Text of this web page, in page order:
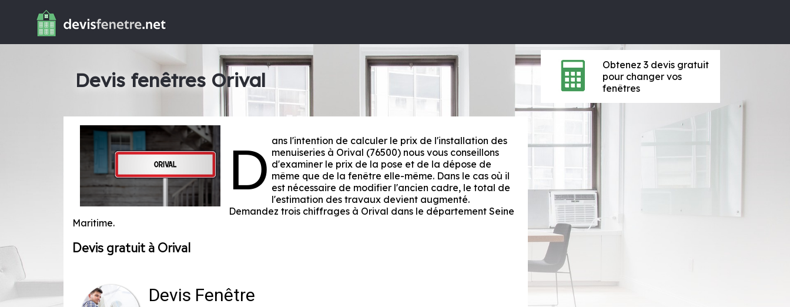
Devis fenêtres Orival
D ans l'intention de calculer le prix de l'installation des
menuiseries à Orival (76500) nous vous conseillons
d'examiner le prix de la pose et de la dépose de
même que de la fenêtre elle-même. Dans le cas où il
est nécessaire de modifier l'ancien cadre, le total de
l'estimation des travaux devient augmenté.
Demandez trois chiffrages à Orival dans le département Seine
Maritime.
Devis gratuit à Orival
Devis Fenêtre
Obtenez 3 devis gratuit
pour changer vos
fenêtres